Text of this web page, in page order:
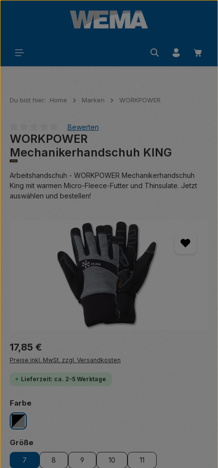
Zum Hauptinhalt springen
Du bist hier: Home Marken WORKPOWER
Durchschnittliche Bewertung von 0 von 5 Sternen
Bewerten
WORKPOWER
Mechanikerhandschuh KING
Arbeitshandschuh - WORKPOWER Mechanikerhandschuh
King mit warmen Micro-Fleece-Futter und Thinsulate. Jetzt
auswählen und bestellen!
Bildergalerie überspringen
Regulärer Preis:
17,85 €
Preise inkl. MwSt. zzgl. Versandkosten
Lieferzeit: ca. 2-5 Werktage
Farbe
schwarz/grau
Größe
7 8 9 10 11